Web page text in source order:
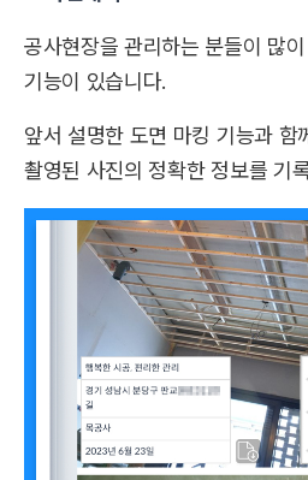
공사현장을 관리하는 분들이 많
기능이 있습니다.
앞서 설명한 도면 마킹 기능과 함
촬영된 사진의 정확한 정보를 기